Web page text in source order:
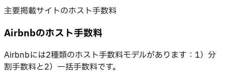
主要掲載サイトのホスト手数料
Airbnbのホスト手数料
Airbnbには2種類のホスト手数料モデルがあります：1）分
割手数料と2）一括手数料です。